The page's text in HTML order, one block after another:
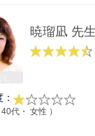
暁瑠凪 先生
代・ 女性 ）